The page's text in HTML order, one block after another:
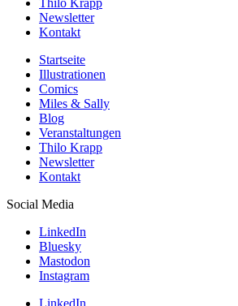
Thilo Krapp
Newsletter
Kontakt
Startseite
Illustrationen
Comics
Miles & Sally
Blog
Veranstaltungen
Thilo Krapp
Newsletter
Kontakt
Social Media
LinkedIn
Bluesky
Mastodon
Instagram